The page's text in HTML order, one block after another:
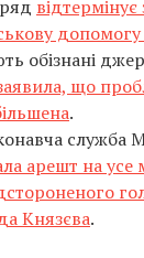
допомогу
обізнані
що
.
служба
арешт на усе
Князєва.